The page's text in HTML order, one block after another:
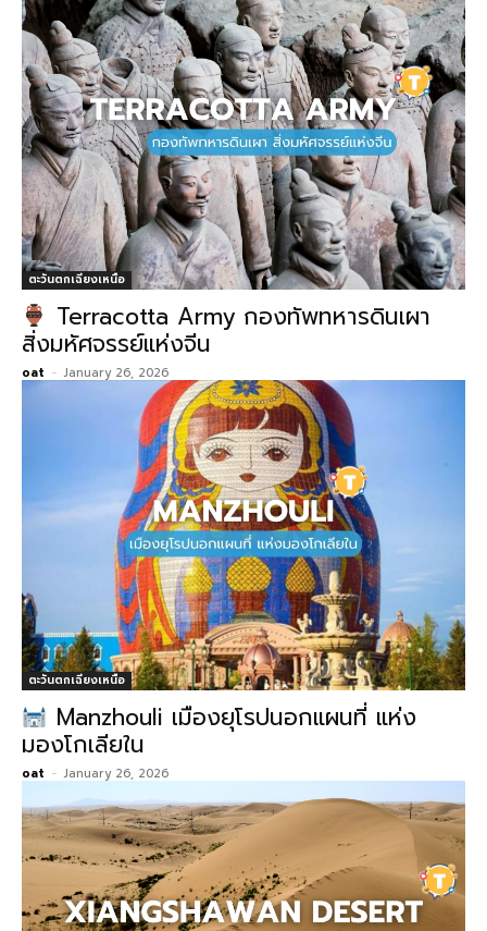
ตะวันตกเฉียงเหนือ
Terracotta Army กองทัพทหารดินเผา
สิ่งมหัศจรรย์แห่งจีน
oat - January 26, 2026
ตะวันตกเฉียงเหนือ
Manzhouli เมืองยุโรปนอกแผนที่ แห่ง
มองโกเลียใน
oat - January 26, 2026